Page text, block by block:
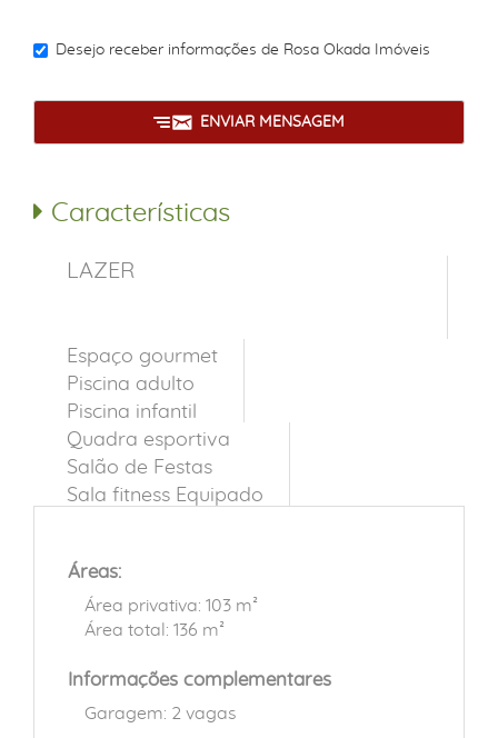
Desejo receber informações de Rosa Okada Imóveis
ENVIAR MENSAGEM
Características
LAZER
Espaço gourmet
Piscina adulto
Piscina infantil
Quadra esportiva
Salão de Festas
Sala fitness Equipado
Áreas:
Área privativa: 103 m²
Área total: 136 m²
Informações complementares
Garagem: 2 vagas